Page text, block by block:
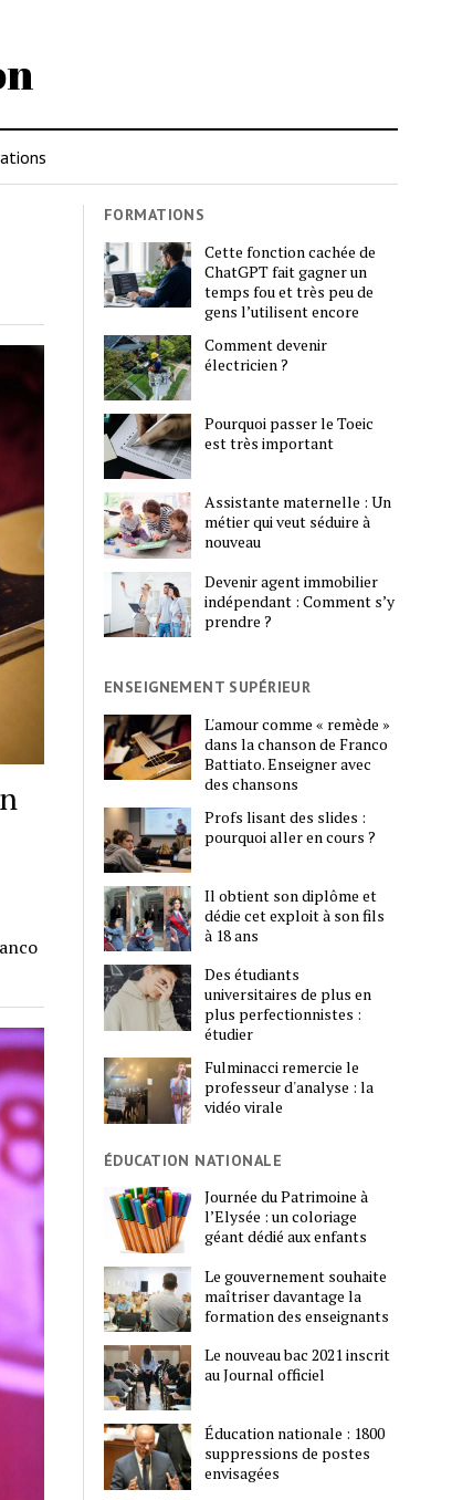
FORMATIONS
Cette fonction cachée de
ChatGPT fait gagner un
temps fou et très peu de
gens l’utilisent encore
Comment devenir
électricien ?
Pourquoi passer le Toeic
est très important
Assistante maternelle : Un
métier qui veut séduire à
nouveau
Devenir agent immobilier
indépendant : Comment s’y
prendre ?
ENSEIGNEMENT SUPÉRIEUR
L'amour comme « remède »
dans la chanson de Franco
Battiato. Enseigner avec
des chansons
Profs lisant des slides :
pourquoi aller en cours ?
Il obtient son diplôme et
dédie cet exploit à son fils
à 18 ans
Des étudiants
universitaires de plus en
plus perfectionnistes :
étudier
Fulminacci remercie le
professeur d'analyse : la
vidéo virale
ÉDUCATION NATIONALE
Journée du Patrimoine à
l’Elysée : un coloriage
géant dédié aux enfants
Le gouvernement souhaite
maîtriser davantage la
formation des enseignants
Le nouveau bac 2021 inscrit
au Journal officiel
Éducation nationale : 1800
suppressions de postes
envisagées